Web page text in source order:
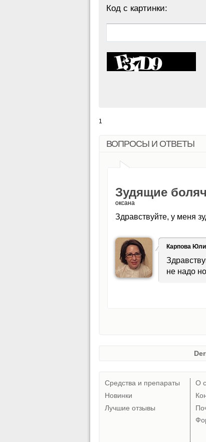
Код с картинки:
1
ВОПРОСЫ И ОТВЕТЫ
Зудящие
оксана
Здравствуйте, у меня
Карпова
не надо
Средства и препараты
Новинки
Лучшие отзывы
О